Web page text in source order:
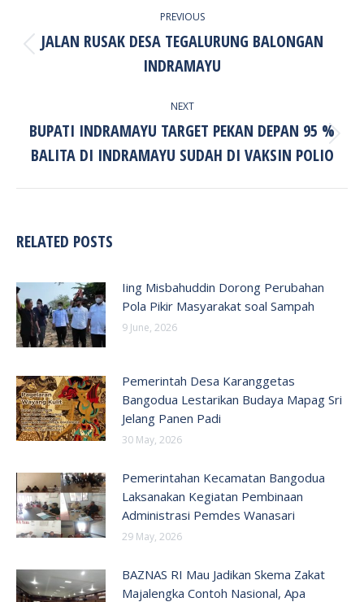
PREVIOUS
Previous
post:
JALAN RUSAK DESA TEGALURUNG BALONGAN
INDRAMAYU
NEXT
Next
post:
BUPATI INDRAMAYU TARGET PEKAN DEPAN 95 %
BALITA DI INDRAMAYU SUDAH DI VAKSIN POLIO
RELATED POSTS
Iing Misbahuddin Dorong Perubahan
Pola Pikir Masyarakat soal Sampah
9 June, 2026
Pemerintah Desa Karanggetas
Bangodua Lestarikan Budaya Mapag Sri
Jelang Panen Padi
30 May, 2026
Pemerintahan Kecamatan Bangodua
Laksanakan Kegiatan Pembinaan
Administrasi Pemdes Wanasari
29 May, 2026
BAZNAS RI Mau Jadikan Skema Zakat
Majalengka Contoh Nasional, Apa